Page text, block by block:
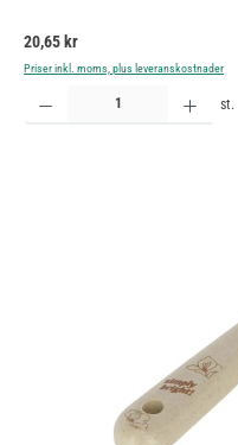
Ordinarie pris:
20,65 kr
Priser inkl. moms, plus leveranskostnader
Produktkvantitet: Ange önskat belopp
st.